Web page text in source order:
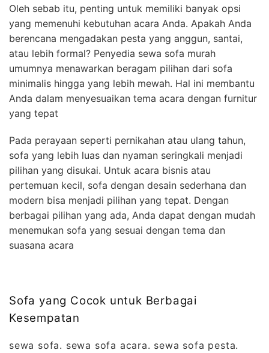
Oleh sebab itu, penting untuk memiliki banyak opsi
yang memenuhi kebutuhan acara Anda. Apakah Anda
berencana mengadakan pesta yang anggun, santai,
atau lebih formal? Penyedia sewa sofa murah
umumnya menawarkan beragam pilihan dari sofa
minimalis hingga yang lebih mewah. Hal ini membantu
Anda dalam menyesuaikan tema acara dengan furnitur
yang tepat
Pada perayaan seperti pernikahan atau ulang tahun,
sofa yang lebih luas dan nyaman seringkali menjadi
pilihan yang disukai. Untuk acara bisnis atau
pertemuan kecil, sofa dengan desain sederhana dan
modern bisa menjadi pilihan yang tepat. Dengan
berbagai pilihan yang ada, Anda dapat dengan mudah
menemukan sofa yang sesuai dengan tema dan
suasana acara
Sofa yang Cocok untuk Berbagai
Kesempatan
sewa sofa. sewa sofa acara. sewa sofa pesta.